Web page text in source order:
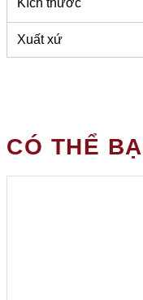
Xuất xứ
CÓ THỂ